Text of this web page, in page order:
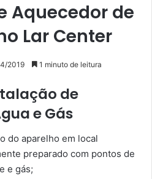
Aquecedor de
Lar Center
2019 1 minuto de leitura
de
e Gás
do aparelho em local
preparado com pontos de
e gás;